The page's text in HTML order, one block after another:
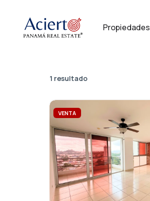
Propiedades
1 resultado
VENTA